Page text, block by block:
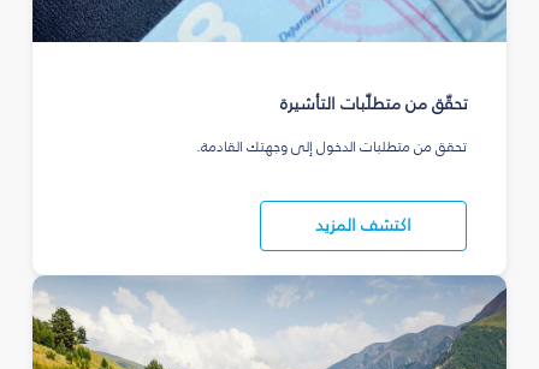
تحقّق من متطلّبات التأشيرة
تحقق من متطلبات الدخول إلى وجهتك القادمة.
اكتشف المزيد